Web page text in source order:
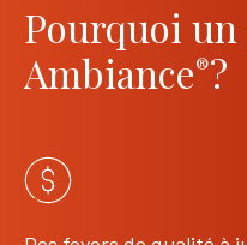
Pourquoi un
Ambiance®?